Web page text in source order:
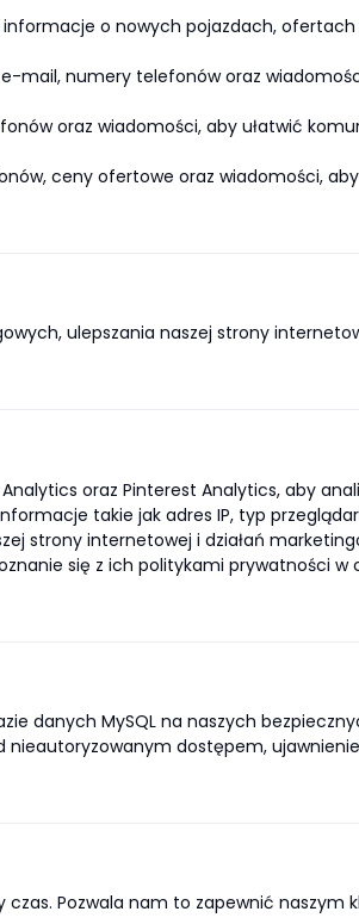
o nowych pojazdach,
mail, numery telefonów oraz
oraz wiadomości, aby ułatwić
ceny ofertowe oraz wiadomości,
ulepszania naszej strony
oraz Pinterest Analytics, aby
takie jak adres IP, typ
strony internetowej i działań
się z ich politykami prywatności w
danych MySQL na naszych
nieautoryzowanym dostępem,
Pozwala nam to zapewnić naszym